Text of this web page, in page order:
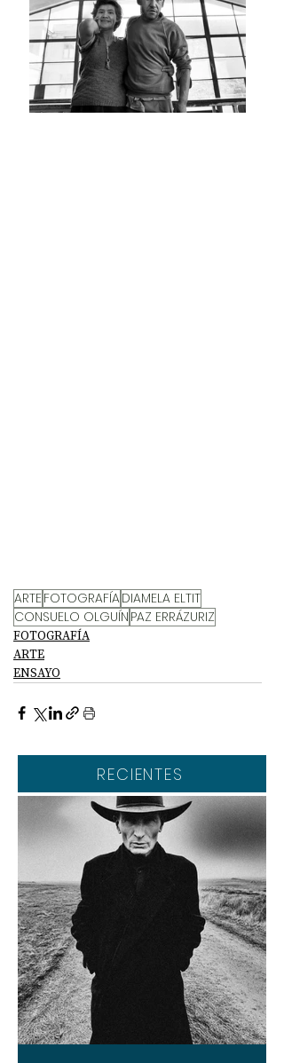
ARTEFOTOGRAFÍADIAMELA ELTIT
CONSUELO OLGUÍN PAZ ERRÁZURIZ
FOTOGRAFÍA
ARTE
ENSAYO
RECIENTES